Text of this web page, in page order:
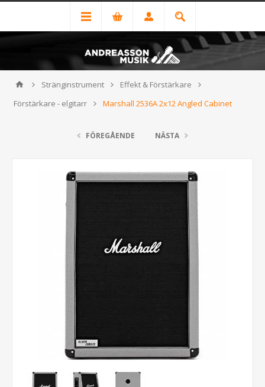
Stränginstrument
Effekt & Förstärkare
Förstärkare - elgitarr
Marshall 2536A 2x12 Angled Cabinet
FÖREGÅENDE NÄSTA